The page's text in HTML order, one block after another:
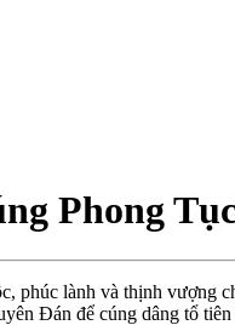
Phong
phúc lành và thịnh vượng
Đán để cúng dâng tổ